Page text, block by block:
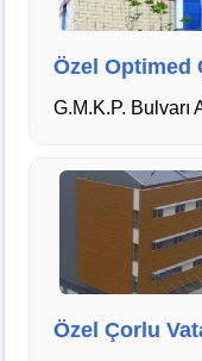
Özel Optimed
G.M.K.P. Bulvarı
Özel Çorlu